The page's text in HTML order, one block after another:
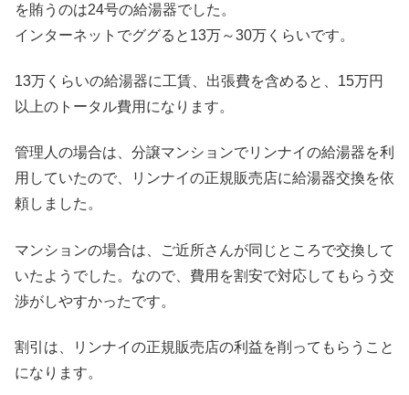
を賄うのは24号の給湯器でした。
インターネットでググると13万～30万くらいです。
13万くらいの給湯器に工賃、出張費を含めると、15万円
以上のトータル費用になります。
管理人の場合は、分譲マンションでリンナイの給湯器を利
用していたので、リンナイの正規販売店に給湯器交換を依
頼しました。
マンションの場合は、ご近所さんが同じところで交換して
いたようでした。なので、費用を割安で対応してもらう交
渉がしやすかったです。
割引は、リンナイの正規販売店の利益を削ってもらうこと
になります。